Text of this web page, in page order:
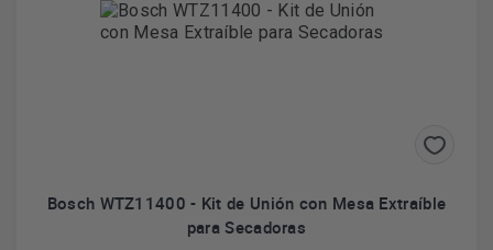
Bosch WTZ11400 - Kit de Unión con Mesa Extraíble
para Secadoras